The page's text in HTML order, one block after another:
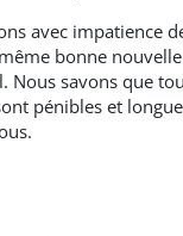
avec impatience
bonne
Nous savons que
pénibles et